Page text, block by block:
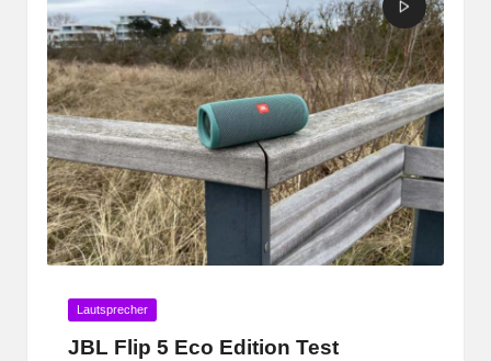
Posted
Lautsprecher
JBL Flip 5 Eco Edition Test